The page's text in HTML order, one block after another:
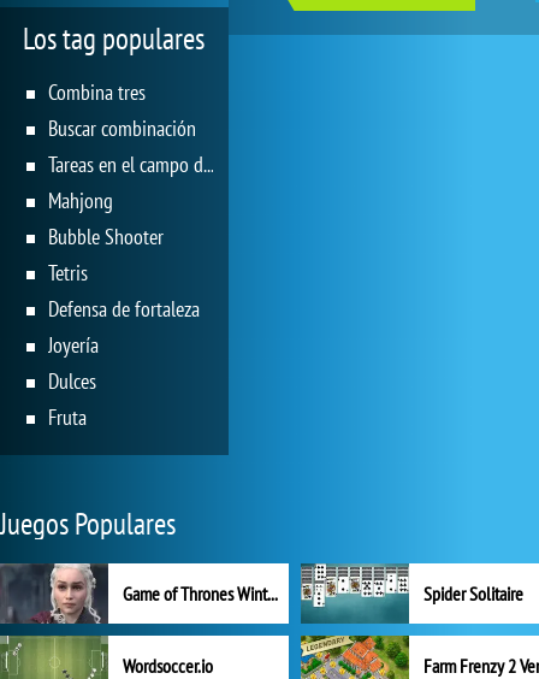
Los tag populares
Combina tres
Buscar combinación
Tareas en el campo de juego
Mahjong
Bubble Shooter
Tetris
Defensa de fortaleza
Joyería
Dulces
Fruta
Juegos Populares
Game of Thrones Winter is Coming Spider Solitaire
Wordsoccer.io